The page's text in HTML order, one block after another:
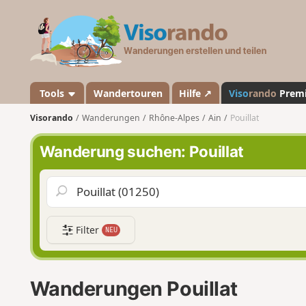
a
n
o
Tools Wandertouren Hilfe ↗ Visorando
Visorando Wanderungen Rhône-Alpes Ain Pouillat
Wanderung suchen: Pouillat
Filter NEU
Wanderungen Pouillat